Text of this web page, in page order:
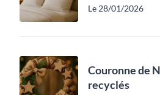
Le 28/01/2026
Couronne de
recyclés